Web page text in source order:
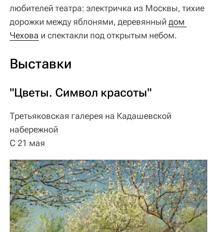
любителей театра: электричка из Москвы, тихие
дорожки между яблонями, деревянный дом
Чехова и спектакли под открытым небом.
Выставки
"Цветы. Символ красоты"
Третьяковская галерея на Кадашевской
набережной
С 21 мая